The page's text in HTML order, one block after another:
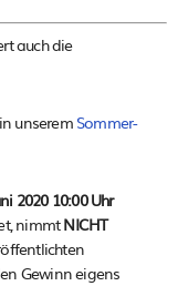
auch die
unserem Sommer-
2020 10:00 Uhr
nimmtNICHT
Gewinn eigens